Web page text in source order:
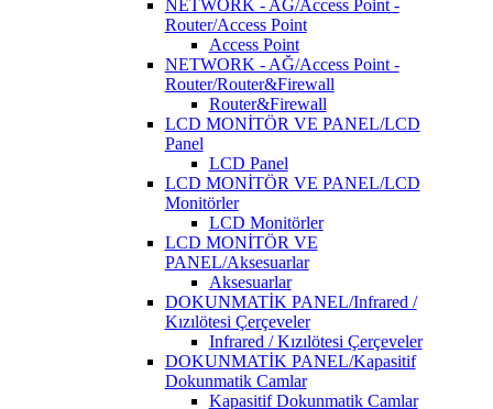
NETWORK - AĞ/Access Point -
Router/Access Point
Access Point
NETWORK - AĞ/Access Point -
Router/Router&Firewall
Router&Firewall
LCD MONİTÖR VE PANEL/LCD
Panel
LCD Panel
LCD MONİTÖR VE PANEL/LCD
Monitörler
LCD Monitörler
LCD MONİTÖR VE
PANEL/Aksesuarlar
Aksesuarlar
DOKUNMATİK PANEL/Infrared /
Kızılötesi Çerçeveler
Infrared / Kızılötesi Çerçeveler
DOKUNMATİK PANEL/Kapasitif
Dokunmatik Camlar
Kapasitif Dokunmatik Camlar